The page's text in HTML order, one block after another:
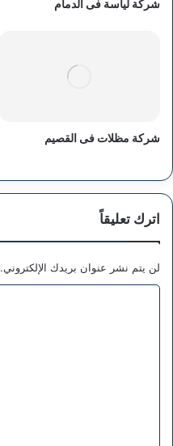
شركة لياسة فى الدمام
شركة مظلات فى القصيم
اترك تعليقاً
لن يتم نشر عنوان بريدك الإلكتروني.